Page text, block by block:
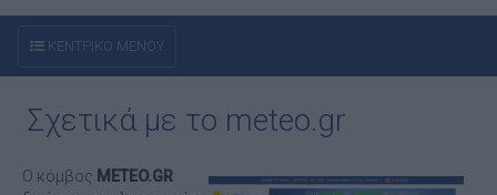
ΚΕΝΤΡΙΚΟ ΜΕΝΟΥ
Σχετικά με το meteo.gr
Ο κόμβος METEO.GR